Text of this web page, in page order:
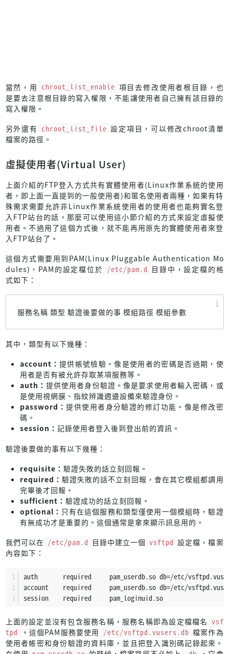
當然，用 chroot_list_enable 項目去修改使用者根目錄，也
是要去注意根目錄的寫入權限，不能讓使用者自己擁有該目錄的
寫入權限。
另外還有 chroot_list_file 設定項目，可以修改chroot清單
檔案的路徑。
虛擬使用者(Virtual User)
上面介紹的FTP登入方式共有實體使用者(Linux作業系統的使用
者，即上面一直提到的一般使用者)和匿名使用者兩種，如果有特
殊需求需要允許非Linux作業系統使用者的使用者也能夠實名登
入FTP站台的話，那麼可以使用這小節介紹的方式來設定虛擬使
用者。不過用了這個方式後，就不能再用原先的實體使用者來登
入FTP站台了。
這個方式需要用到PAM(Linux Pluggable Authentication Mo
dules)，PAM的設定檔位於 /etc/pam.d 目錄中，設定檔的格
式如下：
服務名稱 類型 驗證後要做的事 模組路徑 模組參數
其中，類型有以下幾種：
account：提供帳號檢驗。像是使用者的密碼是否過期，使
用者是否有被允許存取某項服務等。
auth： 提供使用者身份驗證。像是要求使用者輸入密碼，或
是使用視網膜、指紋辨識週邊設備來驗證身份。
password：提供使用者身分驗證的修訂功能。像是修改密
碼。
session： 記錄使用者登入後到登出前的資訊。
驗證後要做的事有以下幾種：
requisite： 驗證失敗的話立刻回報。
required： 驗證失敗的話不立刻回報，會在其它模組都調用
完畢後才回報。
sufficient： 驗證成功的話立刻回報。
optional： 只有在這個服務和類型僅使用一個模組時，驗證
有無成功才是重要的。這個通常是拿來顯示訊息用的。
我們可以在 /etc/pam.d 目錄中建立一個 vsftpd 設定檔，檔案
內容如下：
auth       required     pam_userdb.so db=/etc/
account    required     pam_userdb.so db=/etc/
session    required     pam_loginuid.so
上面的設定並沒有包含服務名稱，服務名稱即為設定檔檔名 vsf
tpd
。這個PAM服務要使用 /etc/vsftpd.vusers.db 檔案作為
使用者帳密和身份驗證的資料庫，並且把登入識別碼記錄起來。